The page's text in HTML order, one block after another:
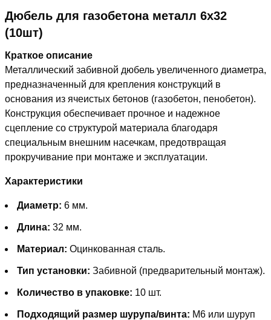
Дюбель для газобетона металл 6х32
(10шт)
Краткое описание
Металлический забивной дюбель увеличенного диаметра,
предназначенный для крепления конструкций в
основания из ячеистых бетонов (газобетон, пенобетон).
Конструкция обеспечивает прочное и надежное
сцепление со структурой материала благодаря
специальным внешним насечкам, предотвращая
прокручивание при монтаже и эксплуатации.
Характеристики
Диаметр: 6 мм.
Длина: 32 мм.
Материал: Оцинкованная сталь.
Тип установки: Забивной (предварительный монтаж).
Количество в упаковке: 10 шт.
Подходящий размер шурупа/винта: M6 или шуруп